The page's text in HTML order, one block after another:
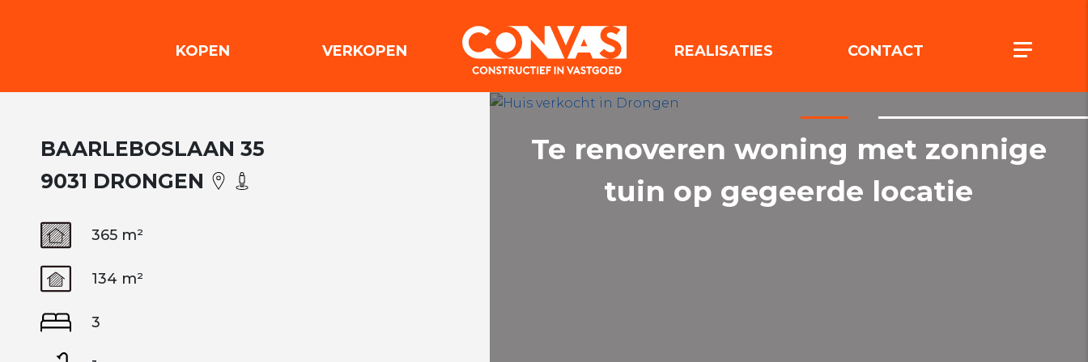
KOPEN VERKOPEN (VERKOPEN) REALISATIES(REALISATIES)CONTACT(CONTACT) Toggle
BAARLEBOSLAAN 35
9031 DRONGEN
365 m²
134 m²
3
Te renoveren woning met zonnige
tuin op gegeerde locatie